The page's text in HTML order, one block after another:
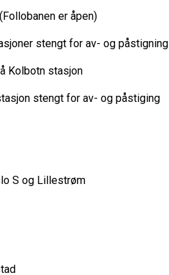
er åpen)
stengt for av- og påstigning
Kolbotn stasjon
stengt for av- og påstiging
S og Lillestrøm